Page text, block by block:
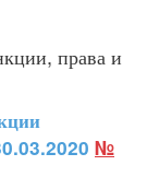
права и
№